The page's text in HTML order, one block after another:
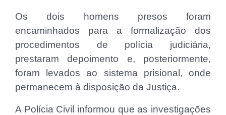
Os dois homens presos foram
encaminhados para a formalização dos
procedimentos de polícia judiciária,
prestaram depoimento e, posteriormente,
foram levados ao sistema prisional, onde
permanecem à disposição da Justiça.
A Polícia Civil informou que as investigações